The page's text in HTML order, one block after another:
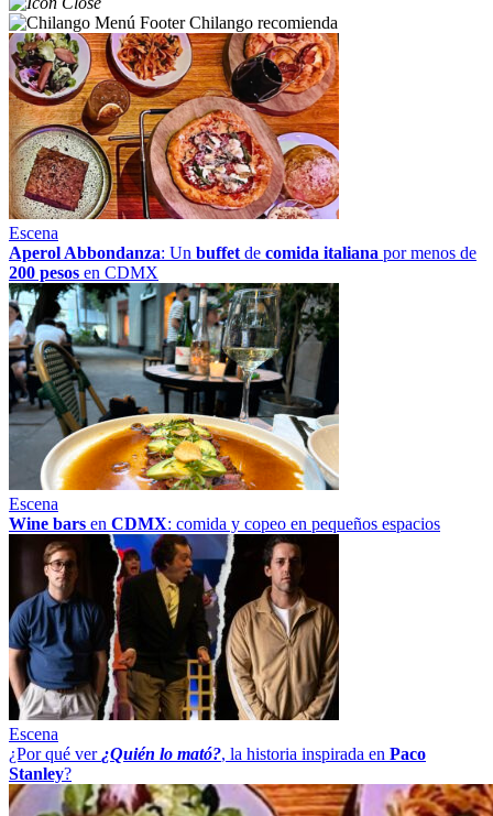
Chilango recomienda
Escena
Aperol Abbondanza: Un buffet de comida italiana por menos de
200 pesos en CDMX
Escena
Wine bars en CDMX: comida y copeo en pequeños espacios
Escena
¿Por qué ver ¿Quién lo mató?, la historia inspirada en Paco
Stanley?